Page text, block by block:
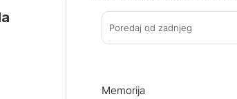
Poredaj od zadnjeg
Memorija